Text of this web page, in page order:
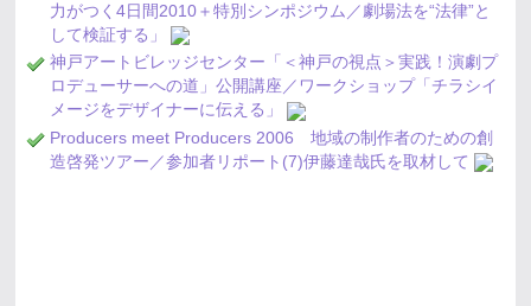
力がつく4日間2010＋特別シンポジウム／劇場法を“法律”と
して検証する」
神戸アートビレッジセンター「＜神戸の視点＞実践！演劇プ
ロデューサーへの道」公開講座／ワークショップ「チラシイ
メージをデザイナーに伝える」
Producers meet Producers 2006 地域の制作者のための創
造啓発ツアー／参加者リポート(7)伊藤達哉氏を取材して